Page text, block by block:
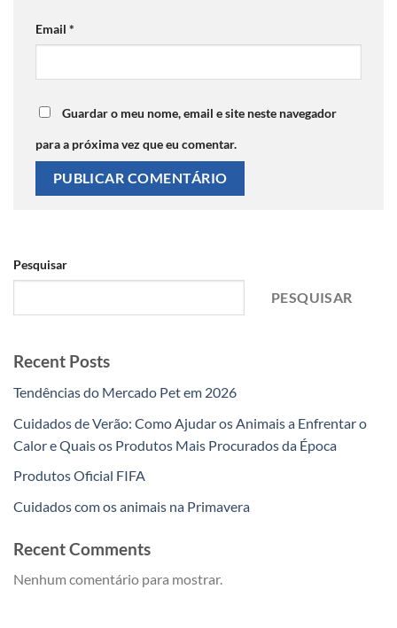
Email *
Guardar o meu nome, email e site neste navegador
para a próxima vez que eu comentar.
Pesquisar
PESQUISAR
Recent Posts
Tendências do Mercado Pet em 2026
Cuidados de Verão: Como Ajudar os Animais a Enfrentar o
Calor e Quais os Produtos Mais Procurados da Época
Produtos Oficial FIFA
Cuidados com os animais na Primavera
Recent Comments
Nenhum comentário para mostrar.